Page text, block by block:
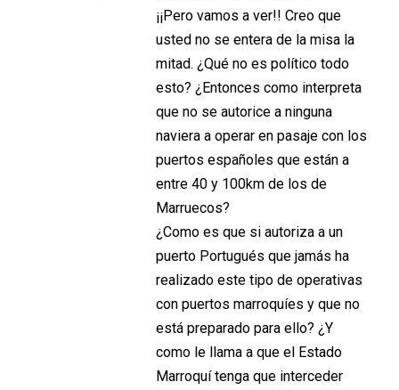
¡¡Pero vamos a ver!! Creo que
usted no se entera de la misa la
mitad. ¿Qué no es político todo
esto? ¿Entonces como interpreta
que no se autorice a ninguna
naviera a operar en pasaje con los
puertos españoles que están a
entre 40 y 100km de los de
Marruecos?
¿Como es que si autoriza a un
puerto Portugués que jamás ha
realizado este tipo de operativas
con puertos marroquíes y que no
está preparado para ello? ¿Y
como le llama a que el Estado
Marroquí tenga que interceder